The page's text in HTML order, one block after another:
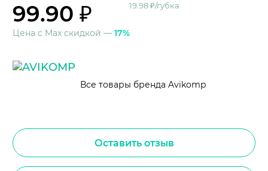
99.90 ₽ 19.98 ₽/губка
Цена с Max скидкой — 17%
Все товары бренда Avikomp
Оставить отзыв